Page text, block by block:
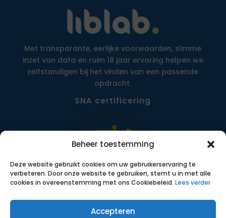
Beheer toestemming
Deze website gebruikt cookies om uw gebruikerservaring te
verbeteren. Door onze website te gebruiken, stemt u in met alle
cookies in overeenstemming met ons Cookiebeleid. Lees verder
Accepteren
Met transparante, eerlijke voorwaarden, slimme
inzet van data en ruim 18 jaar ervaring helpen we
zelfstandigen bij het vinden van een passende
opdracht.
SNA certificering
Menu